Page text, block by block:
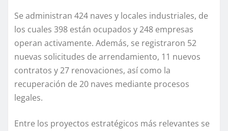
Se administran 424 naves y locales industriales, de
los cuales 398 están ocupados y 248 empresas
operan activamente. Además, se registraron 52
nuevas solicitudes de arrendamiento, 11 nuevos
contratos y 27 renovaciones, así como la
recuperación de 20 naves mediante procesos
legales.
Entre los proyectos estratégicos más relevantes se